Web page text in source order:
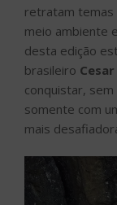
retratam temas
meio ambiente
desta edição
brasileiro
conquistar,
somente com
mais